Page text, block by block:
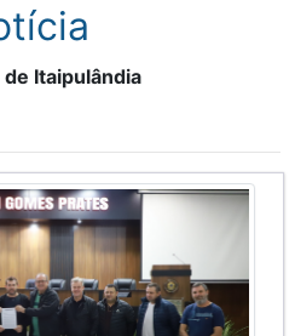
Itaipulândia